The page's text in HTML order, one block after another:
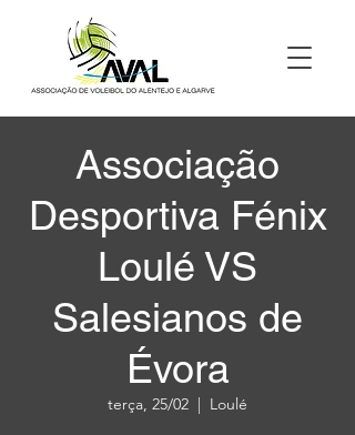
Associação
Desportiva Fénix
Loulé VS
Salesianos de
Évora
terça, 25/02
  |
Loulé